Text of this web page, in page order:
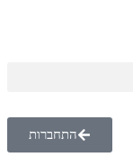
התחברות